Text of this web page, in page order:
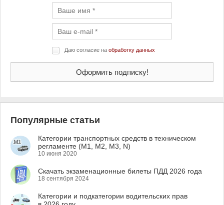
Даю согласие на обработку данных
Популярные статьи
Категории транспортных средств в техническом
регламенте (M1, M2, M3, N)
10 июня 2020
Скачать экзаменационные билеты ПДД 2026 года
18 сентября 2024
Категории и подкатегории водительских прав